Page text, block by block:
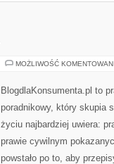
MOŻLIWOŚĆ
BlogdlaKonsumenta.pl to
poradnikowy, który skupia
życiu najbardziej uwiera:
prawie cywilnym
powstało po to, aby